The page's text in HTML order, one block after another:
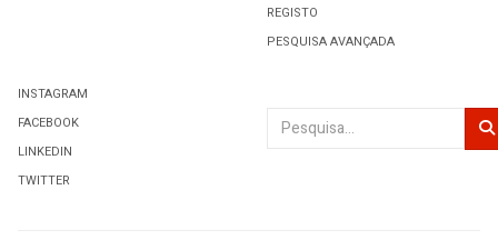
REGISTO
PESQUISA AVANÇADA
INSTAGRAM
FACEBOOK
LINKEDIN
TWITTER
Pesquisar